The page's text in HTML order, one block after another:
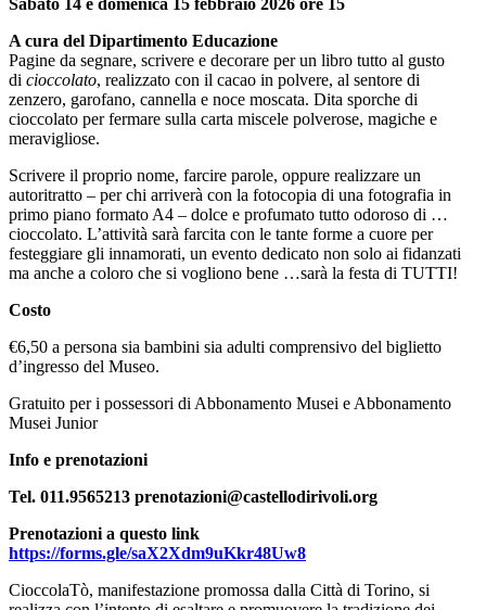
Scuole
Visite
guidate
Progetto
Summer
School
Progetti
Speciali
Ricerca
Storia
Sedi
Tutte
le
Manica
Lunga
Cerruti
Cosmo
Biglietti
Chi
siamo
Area
Media
Sabato 14 e domenica 15 febbraio 2026 ore 15
A cura del Dipartimento Educazione
Pagine da segnare, scrivere e decorare per un libro tutto al gusto
di cioccolato, realizzato con il cacao in polvere, al sentore di
zenzero, garofano, cannella e noce moscata. Dita sporche di
cioccolato per fermare sulla carta miscele polverose, magiche e
meravigliose.
Scrivere il proprio nome, farcire parole, oppure realizzare un
autoritratto – per chi arriverà con la fotocopia di una fotografia in
primo piano formato A4 – dolce e profumato tutto odoroso di …
cioccolato. L’attività sarà farcita con le tante forme a cuore per
festeggiare gli innamorati, un evento dedicato non solo ai fidanzati
ma anche a coloro che si vogliono bene …sarà la festa di TUTTI!
Costo
€6,50 a persona sia bambini sia adulti comprensivo del biglietto
d’ingresso del Museo.
Gratuito per i possessori di Abbonamento Musei e Abbonamento
Musei Junior
Info e prenotazioni
Tel. 011.9565213 prenotazioni@castellodirivoli.org
Prenotazioni a questo link
https://forms.gle/saX2Xdm9uKkr48Uw8
CioccolaTò, manifestazione promossa dalla Città di Torino, si